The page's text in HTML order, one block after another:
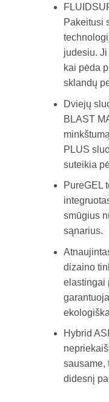
Pakeitusi
judesiu.
kai pėda
sklandų
Dviejų
BLAST
PLUS
suteikia
PureGEL
smūgius
sąnarius.
dizaino
elastingai
Hybrid
sausame,
didesnį